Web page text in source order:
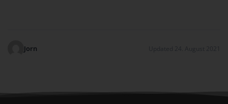
Jorn